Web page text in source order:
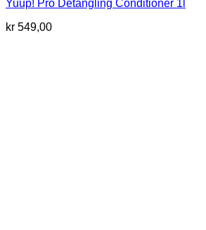
Yuup! Pro Detangling Conditioner 1l
kr 549,00